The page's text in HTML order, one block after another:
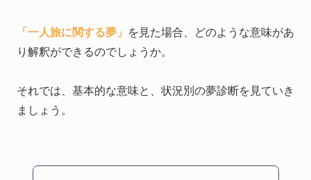
「一人旅に関する夢」
を見た場合、どのような意味があ
り解釈ができるのでしょうか。
それでは、基本的な意味と、状況別の夢診断を見ていき
ましょう。